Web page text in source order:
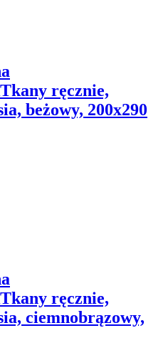
Tkany ręcznie,
beżowy, 200x290
Tkany ręcznie,
ciemnobrązowy,